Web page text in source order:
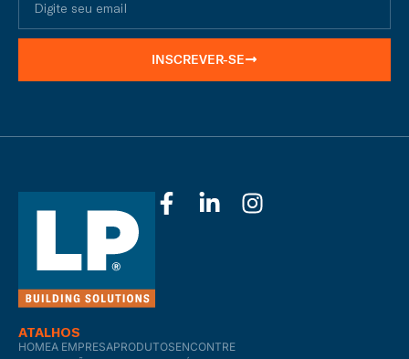
INSCREVER-SE
ATALHOS
HOMEA EMPRESAPRODUTOSENCONTRE